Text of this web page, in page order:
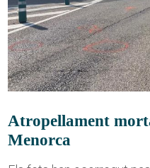
Atropellament
Menorca